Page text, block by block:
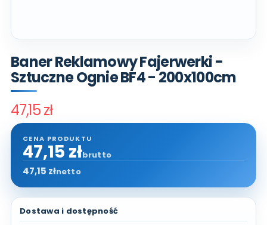
Baner Reklamowy Fajerwerki -
Sztuczne Ognie BF4 - 200x100cm
47,15 zł
47,15 złbrutto
47,15 złnetto
Dostawa i dostępność